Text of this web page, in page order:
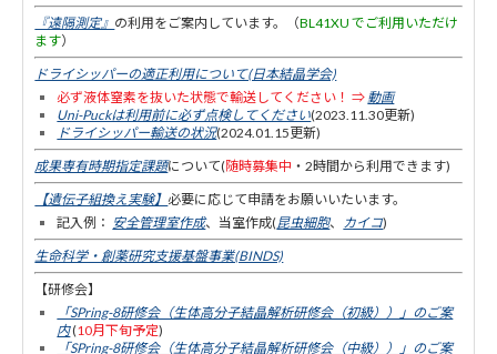
『遠隔測定』 の利用をご案内しています。（BL41XU でご利用いただけ
ます）
ドライシッパーの適正利用について(日本結晶学会)
必ず液体窒素を抜いた状態で輸送してください！ ⇒動画
Uni-Puckは利用前に必ず点検してください(2023.11.30更新)
ドライシッパー輸送の状況(2024.01.15更新)
成果専有時期指定課題について(随時募集中 ・2時間から利用できます)
【遺伝子組換え実験】必要に応じて申請をお願いいたいます。
記入例： 安全管理室作成、当室作成(昆虫細胞、 カイコ)
生命科学・創薬研究支援基盤事業(BINDS)
【研修会】
「SPring-8研修会（生体高分子結晶解析研修会（初級））」のご案
内(10月下旬予定)
「SPring-8研修会（生体高分子結晶解析研修会（中級））」のご案